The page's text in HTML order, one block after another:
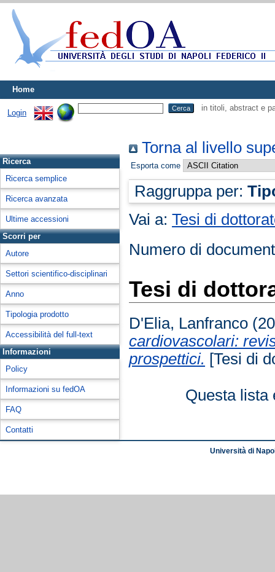
Home
Login
in titoli, abstract e
Ricerca
Ricerca semplice
Ricerca avanzata
Ultime accessioni
Scorri per
Autore
Settori scientifico-disciplinari
Anno
Tipologia prodotto
Accessibilità del full-text
Informazioni
Policy
Informazioni su fedOA
FAQ
Contatti
Torna al livello
Esporta come
Raggruppa per:
Vai a:Tesi di
Numero di
Tesi di
D'Elia, Lanfranco
cardiovascolari:
prospettici. [Tesi di
Questa lista
Università di